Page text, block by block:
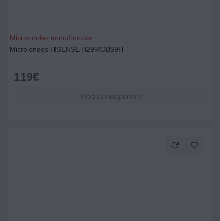
Micro-ondes monofonction
Micro ondes HISENSE H29MOBS9H
119€
Produit indisponible